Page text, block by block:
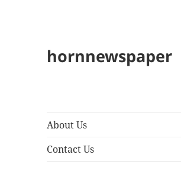
hornnewspaper
About Us
Contact Us